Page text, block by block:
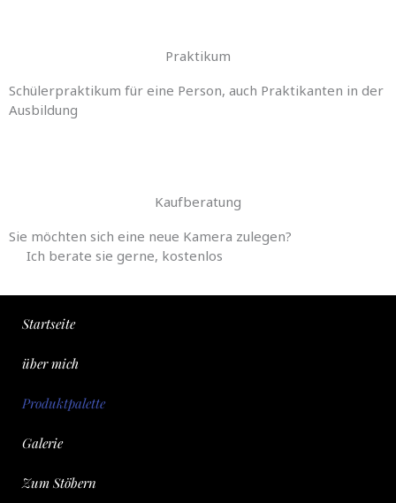
Praktikum
Schülerpraktikum für eine Person, auch Praktikanten in der
Ausbildung
Kaufberatung
Sie möchten sich eine neue Kamera zulegen?
Ich berate sie gerne, kostenlos
Startseite
über mich
Produktpalette
Galerie
Zum Stöbern